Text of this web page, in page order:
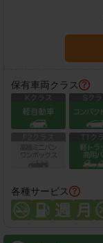
保有車両クラス
各種サービス